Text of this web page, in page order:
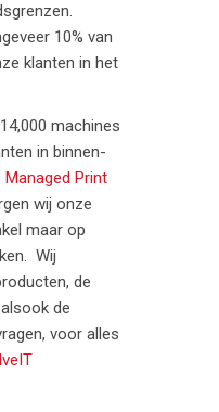
10% van
klanten in het
machines
in binnen-
Managed Print
wij onze
maar op
Wij
de
de
voor alles